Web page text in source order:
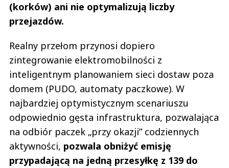
(korków) ani nie optymalizują liczby
przejazdów.
Realny przełom przynosi dopiero
zintegrowanie elektromobilności z
inteligentnym planowaniem sieci dostaw poza
domem (PUDO, automaty paczkowe). W
najbardziej optymistycznym scenariuszu
odpowiednio gęsta infrastruktura, pozwalająca
na odbiór paczek „przy okazji” codziennych
aktywności, pozwala obniżyć emisję
przypadającą na jedną przesyłkę z 139 do